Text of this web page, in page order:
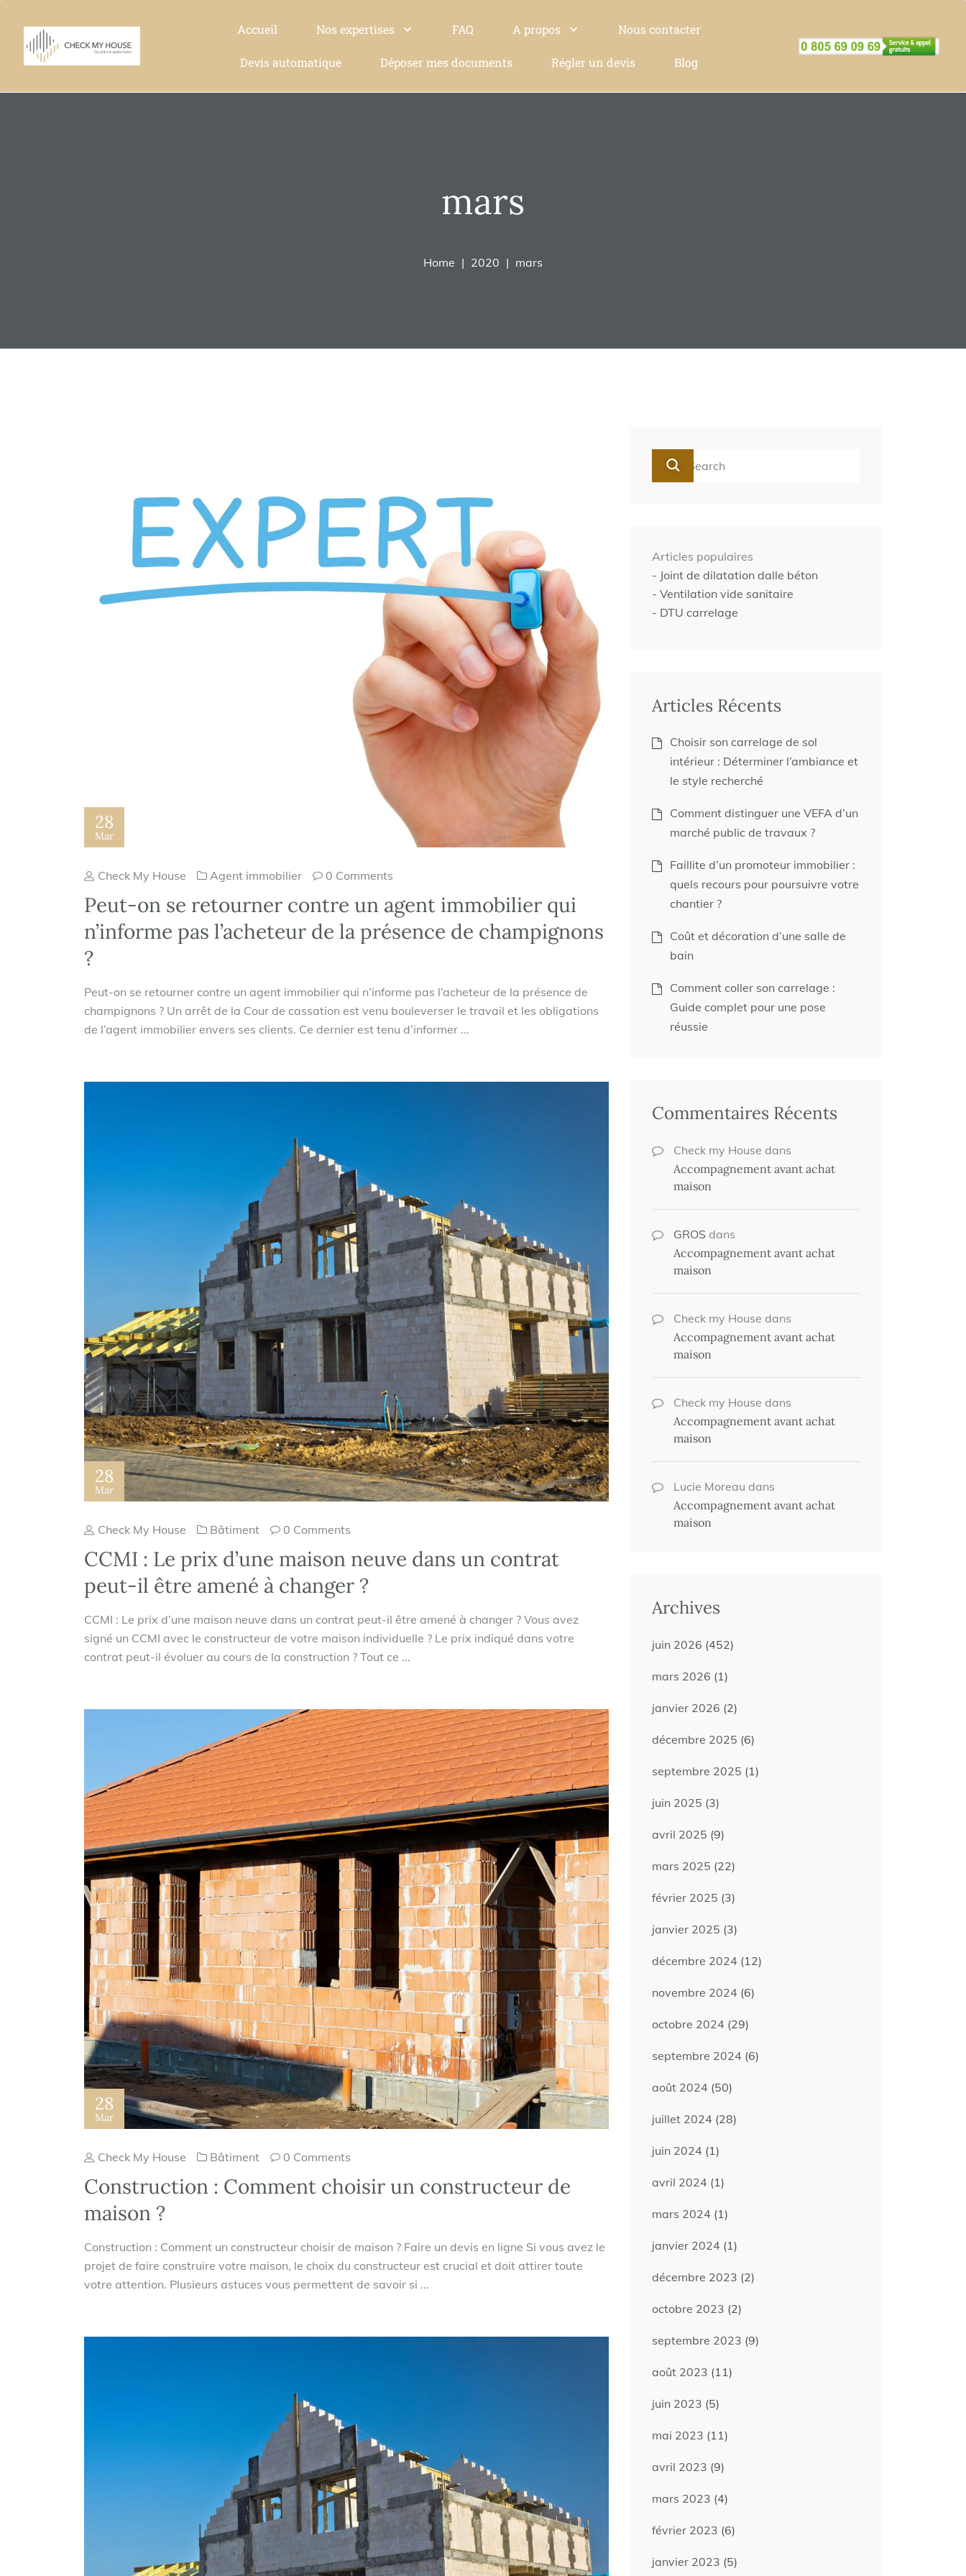
Accueil Nos expertises FAQ A propos Nous contacter
Devis automatique Déposer mes documents Régler un devis Blog
mars
Home 2020 mars
28
Mar
Check My House Agent immobilier 0 Comments
Peut-on se retourner contre un agent immobilier qui
n’informe pas l’acheteur de la présence de champignons
?
Peut-on se retourner contre un agent immobilier qui n’informe pas l’acheteur de la présence de
champignons ? Un arrêt de la Cour de cassation est venu bouleverser le travail et les obligations
de l’agent immobilier envers ses clients. Ce dernier est tenu d’informer ...
28
Mar
Check My House Bâtiment 0 Comments
CCMI : Le prix d’une maison neuve dans un contrat
peut-il être amené à changer ?
CCMI : Le prix d’une maison neuve dans un contrat peut-il être amené à changer ? Vous avez
signé un CCMI avec le constructeur de votre maison individuelle ? Le prix indiqué dans votre
contrat peut-il évoluer au cours de la construction ? Tout ce ...
28
Mar
Check My House Bâtiment 0 Comments
Construction : Comment choisir un constructeur de
maison ?
Construction : Comment un constructeur choisir de maison ? Faire un devis en ligne Si vous avez le
projet de faire construire votre maison, le choix du constructeur est crucial et doit attirer toute
votre attention. Plusieurs astuces vous permettent de savoir si ...
Articles populaires
- Joint de dilatation dalle béton
- Ventilation vide sanitaire
- DTU carrelage
Articles Récents
Choisir son carrelage de sol
intérieur : Déterminer l’ambiance et
le style recherché
Comment distinguer une VEFA d’un
marché public de travaux ?
Faillite d’un promoteur immobilier :
quels recours pour poursuivre votre
chantier ?
Coût et décoration d’une salle de
bain
Comment coller son carrelage :
Guide complet pour une pose
réussie
Commentaires Récents
Check my House dans
Accompagnement avant achat
maison
GROS dans
Accompagnement avant achat
maison
Check my House dans
Accompagnement avant achat
maison
Check my House dans
Accompagnement avant achat
maison
Lucie Moreau dans
Accompagnement avant achat
maison
Archives
juin 2026 (452)
mars 2026 (1)
janvier 2026 (2)
décembre 2025 (6)
septembre 2025 (1)
juin 2025 (3)
avril 2025 (9)
mars 2025 (22)
février 2025 (3)
janvier 2025 (3)
décembre 2024 (12)
novembre 2024 (6)
octobre 2024 (29)
septembre 2024 (6)
août 2024 (50)
juillet 2024 (28)
juin 2024 (1)
avril 2024 (1)
mars 2024 (1)
janvier 2024 (1)
décembre 2023 (2)
octobre 2023 (2)
septembre 2023 (9)
août 2023 (11)
juin 2023 (5)
mai 2023 (11)
avril 2023 (9)
mars 2023 (4)
février 2023 (6)
janvier 2023 (5)